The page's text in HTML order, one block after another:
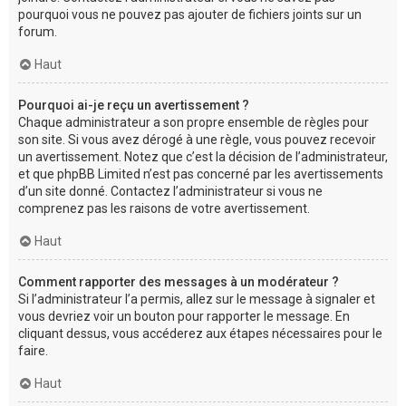
pourquoi vous ne pouvez pas ajouter de fichiers joints sur un
forum.
Haut
Pourquoi ai-je reçu un avertissement ?
Chaque administrateur a son propre ensemble de règles pour
son site. Si vous avez dérogé à une règle, vous pouvez recevoir
un avertissement. Notez que c’est la décision de l’administrateur,
et que phpBB Limited n’est pas concerné par les avertissements
d’un site donné. Contactez l’administrateur si vous ne
comprenez pas les raisons de votre avertissement.
Haut
Comment rapporter des messages à un modérateur ?
Si l’administrateur l’a permis, allez sur le message à signaler et
vous devriez voir un bouton pour rapporter le message. En
cliquant dessus, vous accéderez aux étapes nécessaires pour le
faire.
Haut